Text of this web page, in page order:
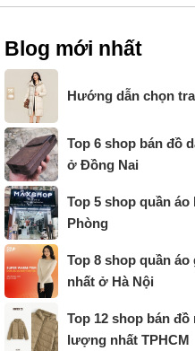
Blog mới nhất
Hướng dẫn chọn
Top 6 shop bán đồ
ở Đồng Nai
Top 5 shop quần
Phòng
Top 8 shop quần
nhất ở Hà Nội
Top 12 shop bán
lượng nhất TPHCM